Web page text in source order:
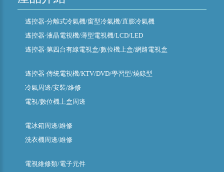
遙控器-分離式冷氣機/窗型冷氣機/直膨冷氣機
遙控器-液晶電視機/薄型電視機/LCD/LED
遙控器-第四台有線電視盒/數位機上盒/網路電視盒
遙控器-傳統電視機/KTV/DVD/學習型/燒錄型
冷氣周邊/安裝/維修
電視/數位機上盒周邊
電冰箱周邊/維修
洗衣機周邊/維修
電視維修類/電子元件